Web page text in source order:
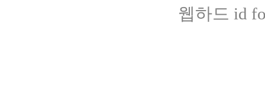
웹하드 id